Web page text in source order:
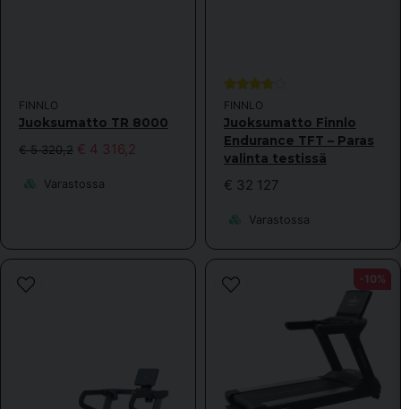
FINNLO
Juoksumatto TR 8000
€ 5 320,2 € 4 316,2
Varastossa
FINNLO
Juoksumatto Finnlo
Endurance TFT – Paras
valinta testissä
€ 32 127
Varastossa
-10%